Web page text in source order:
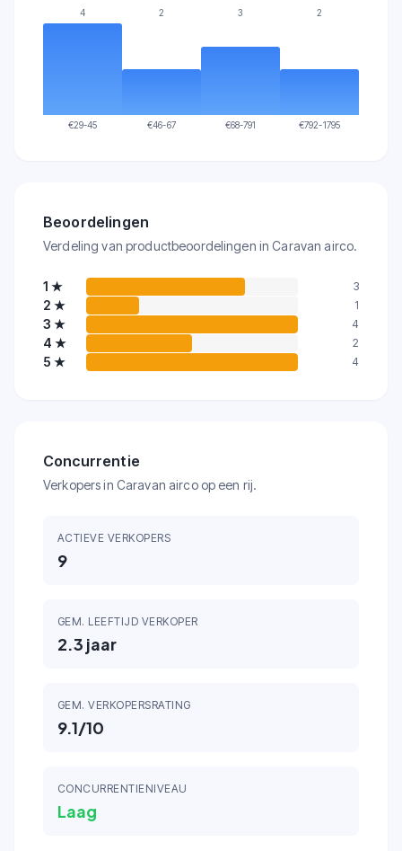
4
€29-45
2
€46-67
3
€68-791
2
€792-1795
Beoordelingen
Verdeling van productbeoordelingen in Caravan airco.
1 ★ 3
2 ★ 1
3 ★ 4
4 ★ 2
5 ★ 4
Concurrentie
Verkopers in Caravan airco op een rij.
ACTIEVE VERKOPERS
9
GEM. LEEFTIJD VERKOPER
2.3 jaar
GEM. VERKOPERSRATING
9.1/10
CONCURRENTIENIVEAU
Laag